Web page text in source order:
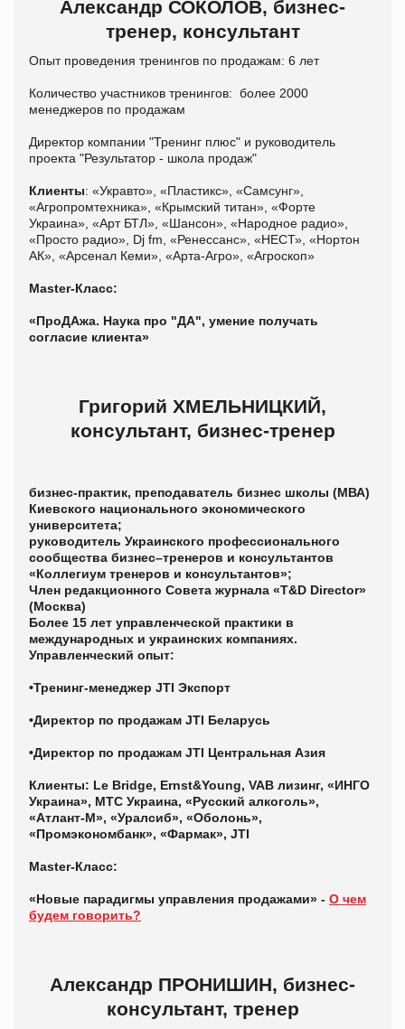
Александр СОКОЛОВ, бизнес-
тренер, консультант
Опыт проведения тренингов по продажам: 6 лет
Количество участников тренингов: более 2000
менеджеров по продажам
Директор компании "Тренинг плюс" и руководитель
проекта "Результатор - школа продаж"
Клиенты: «Укравто», «Пластикс», «Самсунг»,
«Агропромтехника», «Крымский титан», «Форте
Украина», «Арт БТЛ», «Шансон», «Народное радио»,
«Просто радио», Dj fm, «Ренессанс», «НЕСТ», «Нортон
АК», «Арсенал Кеми», «Арта-Агро», «Агроскоп»
Master-Класс:
«ПроДАжа. Наука про "ДА", умение получать
согласие клиента»
Григорий ХМЕЛЬНИЦКИЙ,
консультант, бизнес-тренер
бизнес-практик, преподаватель бизнес школы (МВА)
Киевского национального экономического
университета;
руководитель Украинского профессионального
сообщества бизнес–тренеров и консультантов
«Коллегиум тренеров и консультантов»;
Член редакционного Совета журнала «T&D Director»
(Москва)
Более 15 лет управленческой практики в
международных и украинских компаниях.
Управленческий опыт:
•Тренинг-менеджер JTI Экспорт
•Директор по продажам JTI Беларусь
•Директор по продажам JTI Центральная Азия
Клиенты: Le Bridge, Ernst&Young, VAB лизинг, «ИНГО
Украина», МТС Украина, «Русский алкоголь»,
«Атлант-М», «Уралсиб», «Оболонь»,
«Промэкономбанк», «Фармак», JTI
Master-Класс:
«Новые парадигмы управления продажами» - О чем
будем говорить?
Александр ПРОНИШИН, бизнес-
консультант, тренер